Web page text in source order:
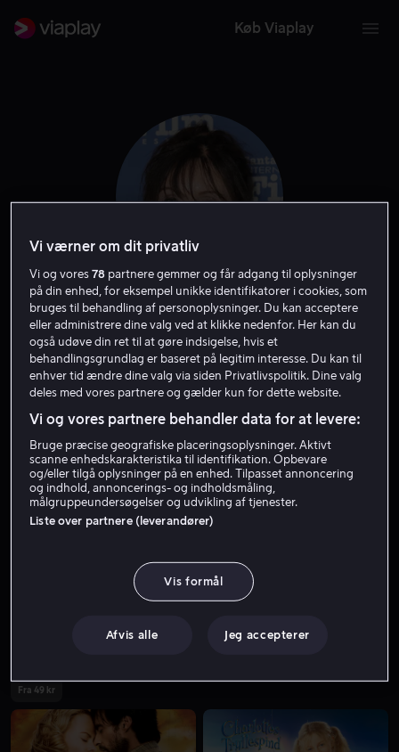
Køb Viaplay
Essie Davis
Skuespiller
Fra 49 kr
Vi værner om dit privatliv
Vi og vores78 partnere gemmer og får adgang til oplysninger
på din enhed, for eksempel unikke identifikatorer i cookies, som
bruges til behandling af personoplysninger. Du kan acceptere
eller administrere dine valg ved at klikke nedenfor. Her kan du
også udøve din ret til at gøre indsigelse, hvis et
behandlingsgrundlag er baseret på legitim interesse. Du kan til
enhver tid ændre dine valg via siden Privatlivspolitik. Dine valg
deles med vores partnere og gælder kun for dette website.
Vi og vores partnere behandler data for at levere:
Bruge præcise geografiske placeringsoplysninger. Aktivt
scanne enhedskarakteristika til identifikation. Opbevare
og/eller tilgå oplysninger på en enhed. Tilpasset annoncering
og indhold, annoncerings- og indholdsmåling,
målgruppeundersøgelser og udvikling af tjenester.
Liste over partnere (leverandører)
Vis formål
Afvis alle Jeg accepterer